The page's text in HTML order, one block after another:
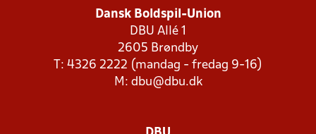
Dansk Boldspil-Union
DBU Allé 1
2605 Brøndby
T: 4326 2222 (mandag - fredag 9-16)
M: dbu@dbu.dk